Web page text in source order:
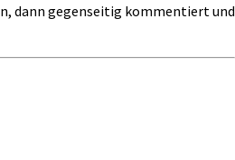
dann gegenseitig kommentiert und